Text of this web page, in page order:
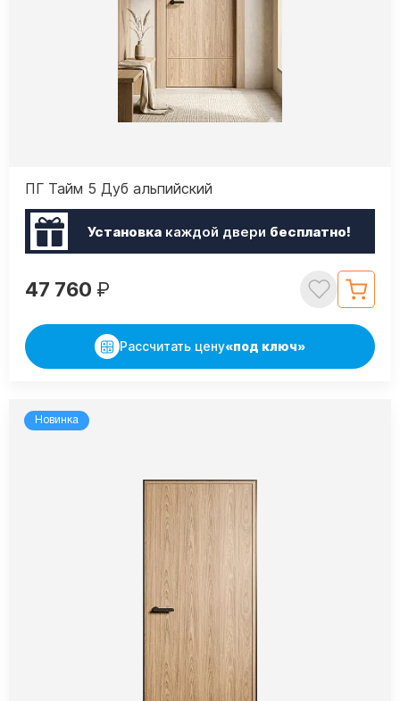
ПГ Тайм 5 Дуб альпийский
Установкакаждой двери бесплатно!
47 760 ₽
Рассчитать цену«под ключ»
Новинка